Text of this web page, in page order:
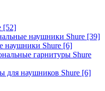
[52]
наушники Shure [39]
наушники Shure [6]
гарнитуры Shure
для наушников Shure [6]